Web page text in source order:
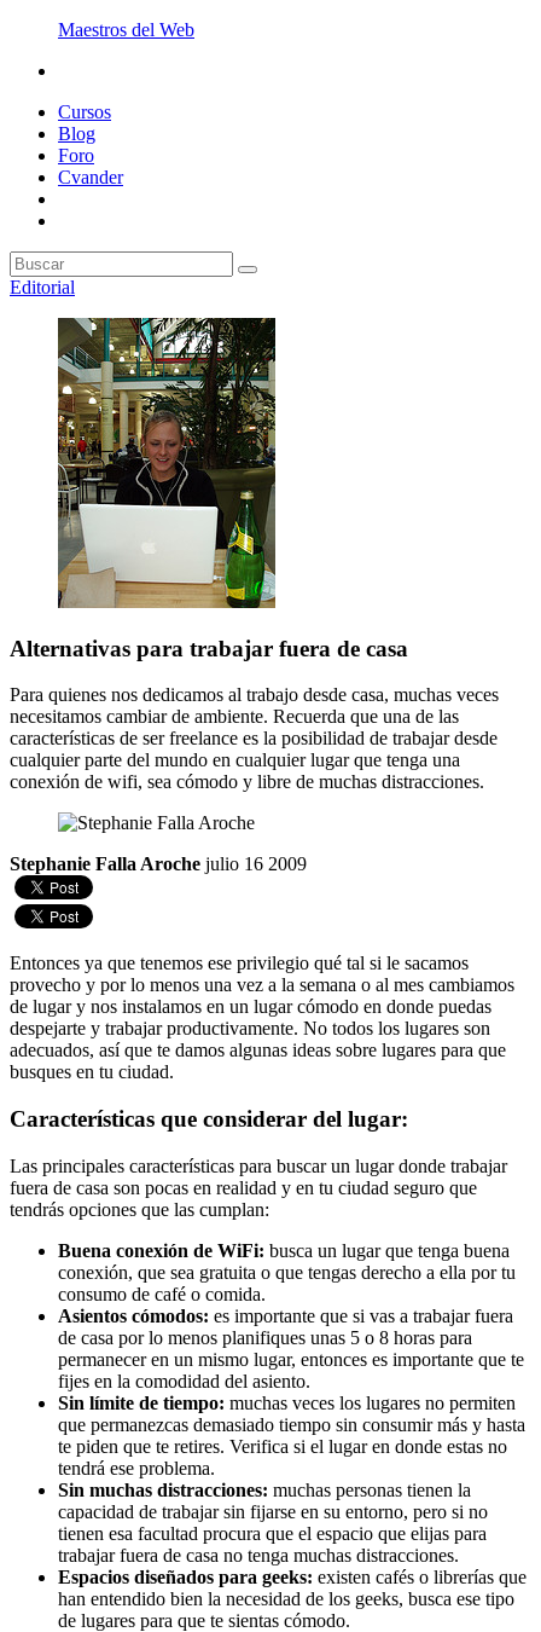
Maestros del Web
Cursos
Blog
Foro
Cvander
Editorial
Alternativas para trabajar fuera de casa
Para quienes nos dedicamos al trabajo desde casa, muchas veces
necesitamos cambiar de ambiente. Recuerda que una de las
características de ser freelance es la posibilidad de trabajar desde
cualquier parte del mundo en cualquier lugar que tenga una
conexión de wifi, sea cómodo y libre de muchas distracciones.
Stephanie Falla Aroche julio 16 2009
Entonces ya que tenemos ese privilegio qué tal si le sacamos
provecho y por lo menos una vez a la semana o al mes cambiamos
de lugar y nos instalamos en un lugar cómodo en donde puedas
despejarte y trabajar productivamente. No todos los lugares son
adecuados, así que te damos algunas ideas sobre lugares para que
busques en tu ciudad.
Características que considerar del lugar:
Las principales características para buscar un lugar donde trabajar
fuera de casa son pocas en realidad y en tu ciudad seguro que
tendrás opciones que las cumplan:
Buena conexión de WiFi: busca un lugar que tenga buena
conexión, que sea gratuita o que tengas derecho a ella por tu
consumo de café o comida.
Asientos cómodos: es importante que si vas a trabajar fuera
de casa por lo menos planifiques unas 5 o 8 horas para
permanecer en un mismo lugar, entonces es importante que te
fijes en la comodidad del asiento.
Sin límite de tiempo: muchas veces los lugares no permiten
que permanezcas demasiado tiempo sin consumir más y hasta
te piden que te retires. Verifica si el lugar en donde estas no
tendrá ese problema.
Sin muchas distracciones: muchas personas tienen la
capacidad de trabajar sin fijarse en su entorno, pero si no
tienen esa facultad procura que el espacio que elijas para
trabajar fuera de casa no tenga muchas distracciones.
Espacios diseñados para geeks: existen cafés o librerías que
han entendido bien la necesidad de los geeks, busca ese tipo
de lugares para que te sientas cómodo.